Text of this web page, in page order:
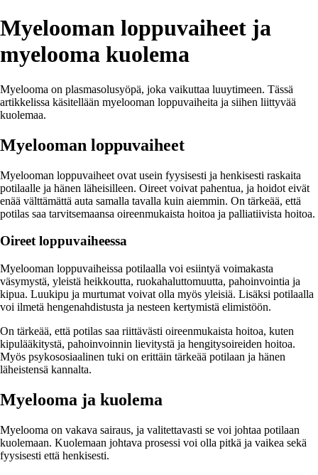
Myelooman loppuvaiheet ja
myelooma kuolema
Myelooma on plasmasolusyöpä, joka vaikuttaa luuytimeen. Tässä
artikkelissa käsitellään myelooman loppuvaiheita ja siihen liittyvää
kuolemaa.
Myelooman loppuvaiheet
Myelooman loppuvaiheet ovat usein fyysisesti ja henkisesti raskaita
potilaalle ja hänen läheisilleen. Oireet voivat pahentua, ja hoidot eivät
enää välttämättä auta samalla tavalla kuin aiemmin. On tärkeää, että
potilas saa tarvitsemaansa oireenmukaista hoitoa ja palliatiivista hoitoa.
Oireet loppuvaiheessa
Myelooman loppuvaiheissa potilaalla voi esiintyä voimakasta
väsymystä, yleistä heikkoutta, ruokahaluttomuutta, pahoinvointia ja
kipua. Luukipu ja murtumat voivat olla myös yleisiä. Lisäksi potilaalla
voi ilmetä hengenahdistusta ja nesteen kertymistä elimistöön.
On tärkeää, että potilas saa riittävästi oireenmukaista hoitoa, kuten
kipulääkitystä, pahoinvoinnin lievitystä ja hengitysoireiden hoitoa.
Myös psykososiaalinen tuki on erittäin tärkeää potilaan ja hänen
läheistensä kannalta.
Myelooma ja kuolema
Myelooma on vakava sairaus, ja valitettavasti se voi johtaa potilaan
kuolemaan. Kuolemaan johtava prosessi voi olla pitkä ja vaikea sekä
fyysisesti että henkisesti.